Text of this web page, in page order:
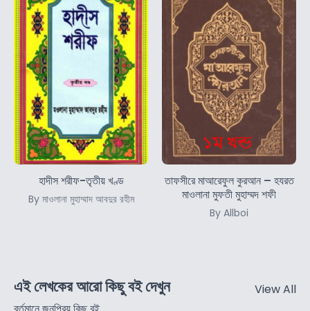
হাদীস শরীফ-তৃতীয় খণ্ড
By মাওলানা মুহাম্মাদ আবদুর রহীম
তাফসীরে মাআরেফুল কুরআন – হযরত
মাওলানা মুফতী মুহাম্মদ শফী
By Allboi
এই লেখকের আরো কিছু বই দেখুন View All